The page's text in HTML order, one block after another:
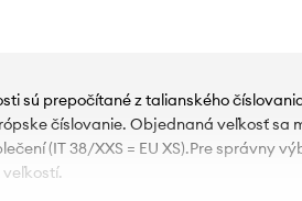
sú prepočítané z talianského
číslovanie. Objednaná veľkosť sa
(IT 38/XXS = EU XS).Pre správny